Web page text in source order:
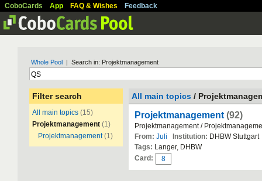
CoboCards App FAQ & Wishes Feedback
Whole Pool | Search in: Projektmanagement
Filter search
All main topics (15)
Projektmanagement (1)
Projektmanagement (1)
All main topics /
Projektmanagement (92)
Projektmanagement /
From: Juli Institution: DHBW Stuttgart
Tags: Langer, DHBW
Card:
8